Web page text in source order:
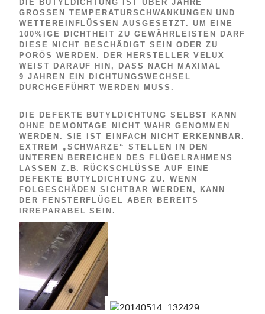
DIE BUTYLDICHTUNG IST ÜBER JAHRE
GROSSEN TEMPERATURSCHWANKUNGEN UND W
ETTEREINFLÜSSEN AUSGESETZT. UM EINE 1
00%IGE DICHTHEIT ZU GEWÄHRLEISTEN DARF D
IESE NICHT BESCHÄDIGT SEIN ODER ZU P
ORÖS WERDEN. DER HERSTELLER VELUX W
EIST DARAUF HIN, DASS NACH MAXIMAL 9
JAHREN EIN DICHTUNGSWECHSEL D
URCHGEFÜHRT WERDEN MUSS.
DIE DEFEKTE BUTYLDICHTUNG SELBST KANN
OHNE DEMONTAGE NICHT WAHR GENOMMEN
WERDEN. SIE IST EINFACH NICHT ERKENNBAR.
EXTREM „SCHWARZE“ STELLEN IN DEN
UNTEREN BEREICHEN DES FLÜGELRAHMENS
LASSEN Z.B. RÜCKSCHLÜSSE AUF EINE
DEFEKTE BUTYLDICHTUNG ZU. WENN
FOLGESCHÄDEN SICHTBAR WERDEN, KANN
DER FENSTERFLÜGEL ABER BEREITS
IRREPARABEL SEIN.